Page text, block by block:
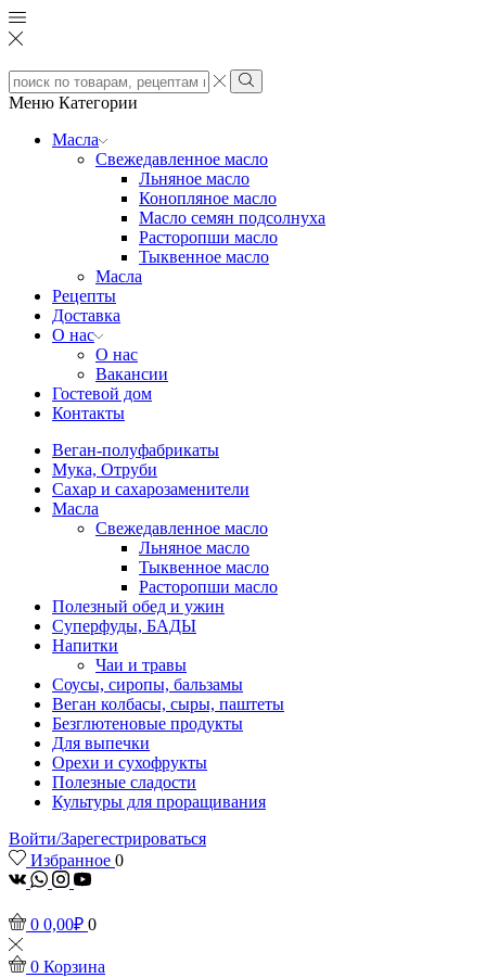
Search
input
Search
Меню Категории
Масла
Свежедавленное масло
Льняное масло
Конопляное масло
Масло семян подсолнуха
Расторопши масло
Тыквенное масло
Масла
Рецепты
Доставка
О нас
О нас
Вакансии
Гостевой дом
Контакты
Веган-полуфабрикаты
Мука, Отруби
Сахар и сахарозаменители
Масла
Свежедавленное масло
Льняное масло
Тыквенное масло
Расторопши масло
Полезный обед и ужин
Суперфуды, БАДЫ
Напитки
Чаи и травы
Соусы, сиропы, бальзамы
Веган колбасы, сыры, паштеты
Безглютеновые продукты
Для выпечки
Орехи и сухофрукты
Полезные сладости
Культуры для проращивания
Войти/Зарегестрироваться
Избранное 0
vk Whatsapp
Instagram
Youtube
0 0,00₽ 0
0 Корзина